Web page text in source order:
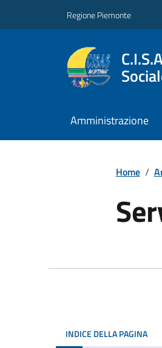
Regione Piemonte
Amministrazione
Home /
INDICE DELLA PAGINA